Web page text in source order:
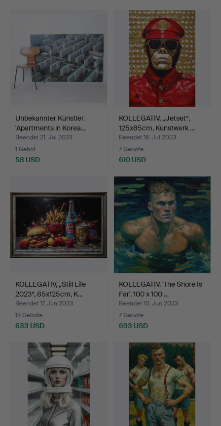
Unbekannter Künstler.
'Apartments in Korea…
Beendet 21. Jul 2023
1 Gebot
58 USD
KOLLEGATIV, „Jetset“,
125x85cm, Kunstwerk …
Beendet 16. Jul 2023
7 Gebote
610 USD
KOLLEGATIV, „Still Life
2023“, 85x125cm, K…
Beendet 17. Jun 2023
15 Gebote
633 USD
KOLLEGATIV. 'The Shore Is
Far', 100 x 100 …
Beendet 10. Jun 2023
7 Gebote
693 USD